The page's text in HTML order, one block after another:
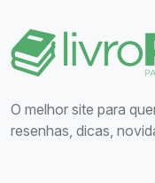
O melhor site para
resenhas, dicas,